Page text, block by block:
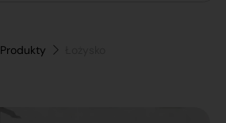
Produkty